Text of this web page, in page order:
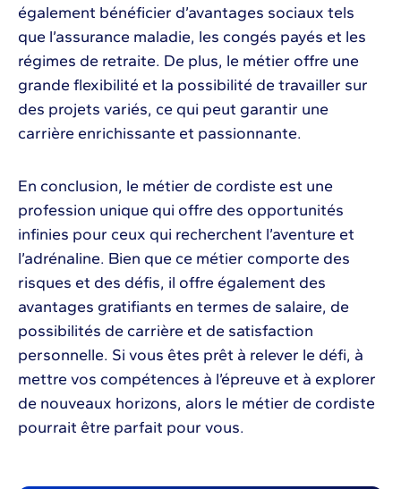
également bénéficier d’avantages sociaux tels
que l’assurance maladie, les congés payés et les
régimes de retraite. De plus, le métier offre une
grande flexibilité et la possibilité de travailler sur
des projets variés, ce qui peut garantir une
carrière enrichissante et passionnante.
En conclusion, le métier de cordiste est une
profession unique qui offre des opportunités
infinies pour ceux qui recherchent l’aventure et
l’adrénaline. Bien que ce métier comporte des
risques et des défis, il offre également des
avantages gratifiants en termes de salaire, de
possibilités de carrière et de satisfaction
personnelle. Si vous êtes prêt à relever le défi, à
mettre vos compétences à l’épreuve et à explorer
de nouveaux horizons, alors le métier de cordiste
pourrait être parfait pour vous.